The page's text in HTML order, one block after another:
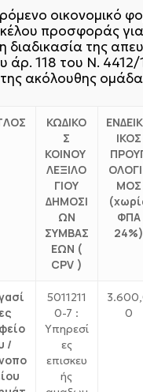
οικονομικό
προσφοράς
διαδικασία της
άρ. 118 του Ν. 4412/
της ακόλουθης
ΚΩΔΙΚΟ
Σ
ΚΟΙΝΟΥ
ΛΕΞΙΛΟ
ΓΙΟΥ
ΔΗΜΟΣΙ
ΩΝ
ΣΥΜΒΑΣ
ΕΩΝ (
CPV )
ΙΚΟΣ
ΜΟΣ
ΦΠΑ
24%)
ες
/
5011211
0-7 :
Υπηρεσί
ες
επισκευ
ής
0